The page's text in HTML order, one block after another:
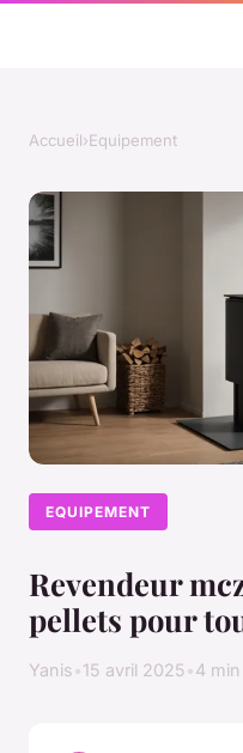
Accueil›Equipement
EQUIPEMENT
Revendeur
pellets pour
Yanis•15 avril 2025•4